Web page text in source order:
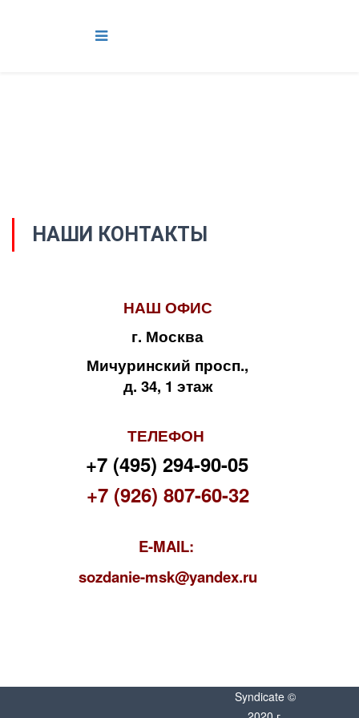
НАШИ КОНТАКТЫ
НАШ ОФИС
г. Москва
Мичуринский просп.,
д. 34, 1 этаж
ТЕЛЕФОН
+7 (495) 294-90-05
+7 (926) 807-60-32
E-MAIL:
sozdanie-msk@yandex.ru
Syndicate ©